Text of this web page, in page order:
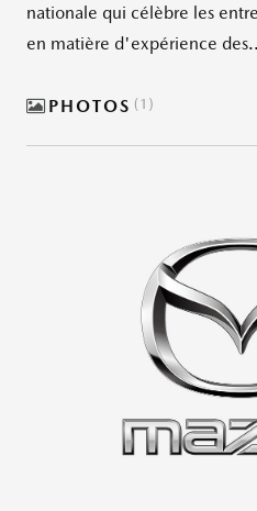
nationale qui célèbre les
en matière d'expérience
PHOTOS 1